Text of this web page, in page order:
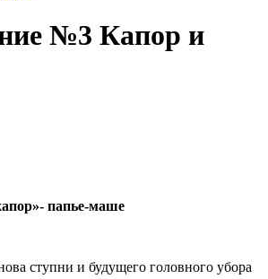
№3 Капор и
папье-маше
ступни и будущего головного убора